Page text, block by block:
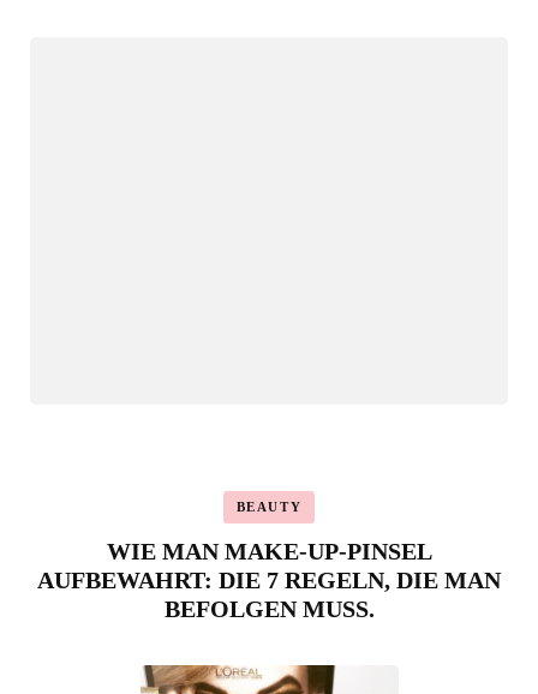
BEAUTY
WIE MAN MAKE-UP-PINSEL
AUFBEWAHRT: DIE 7 REGELN, DIE MAN
BEFOLGEN MUSS.